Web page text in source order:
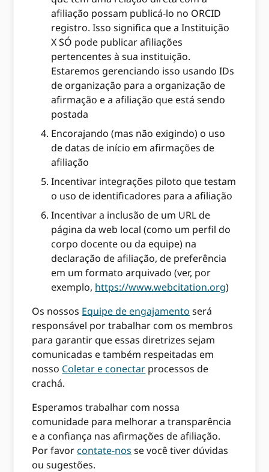
afiliação possam publicá-lo no ORCID
registro. Isso significa que a Instituição
X SÓ pode publicar afiliações
pertencentes à sua instituição.
Estaremos gerenciando isso usando IDs
de organização para a organização de
afirmação e a afiliação que está sendo
postada
Encorajando (mas não exigindo) o uso
de datas de início em afirmações de
afiliação
Incentivar integrações piloto que testam
o uso de identificadores para a afiliação
Incentivar a inclusão de um URL de
página da web local (como um perfil do
corpo docente ou da equipe) na
declaração de afiliação, de preferência
em um formato arquivado (ver, por
exemplo, https://www.webcitation.org)
Os nossos Equipe de engajamento será
responsável por trabalhar com os membros
para garantir que essas diretrizes sejam
comunicadas e também respeitadas em
nosso Coletar e conectar processos de
crachá.
Esperamos trabalhar com nossa
comunidade para melhorar a transparência
e a confiança nas afirmações de afiliação.
Por favorcontate-nos se você tiver dúvidas
ou sugestões.